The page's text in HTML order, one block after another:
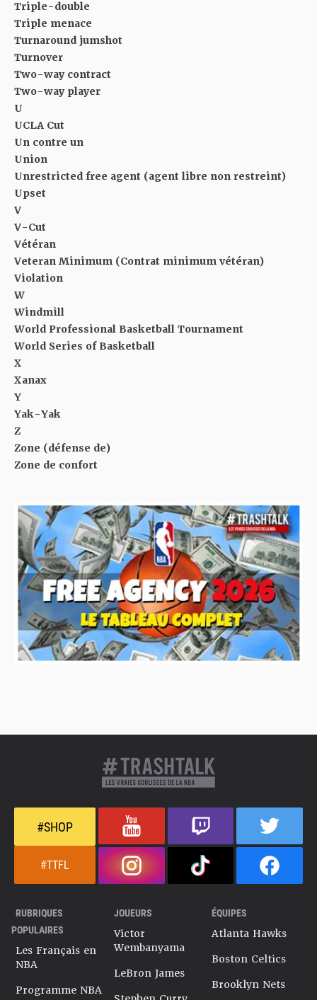
Triple-double
Triple menace
Turnaround jumshot
Turnover
Two-way contract
Two-way player
U
UCLA Cut
Un contre un
Union
Unrestricted free agent (agent libre non restreint)
Upset
V
V-Cut
Vétéran
Veteran Minimum (Contrat minimum vétéran)
Violation
W
Windmill
World Professional Basketball Tournament
World Series of Basketball
X
Xanax
Y
Yak-Yak
Z
Zone (défense de)
Zone de confort
#SHOP
#TTFL
RUBRIQUES
POPULAIRES
Les Français en
NBA
Programme NBA
JOUEURS
Victor
Wembanyama
LeBron James
ÉQUIPES
Atlanta Hawks
Boston Celtics
Brooklyn Nets